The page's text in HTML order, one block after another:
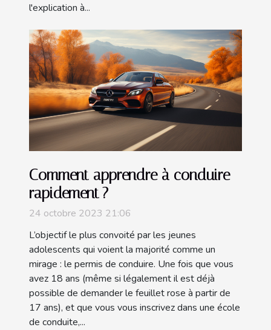
l'explication à...
Comment apprendre à conduire
rapidement ?
24 octobre 2023 21:06
L’objectif le plus convoité par les jeunes
adolescents qui voient la majorité comme un
mirage : le permis de conduire. Une fois que vous
avez 18 ans (même si légalement il est déjà
possible de demander le feuillet rose à partir de
17 ans), et que vous vous inscrivez dans une école
de conduite,...